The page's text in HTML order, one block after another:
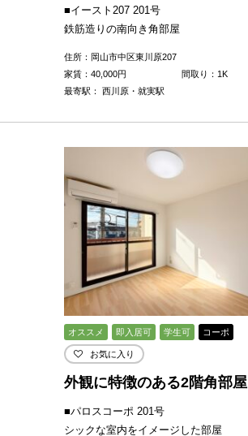
■イースト207 201号
鉄筋造りの南向き角部屋
住所：岡山市中区東川原207
家賃： 40,000円
間取り：1K
最寄駅： 西川原・就実駅
オススメ 即入居可 学生可 コーポ
お気に入り
外観に特徴のある2階角部屋
■パロスコーポ 201号
シックな室内をイメージした部屋